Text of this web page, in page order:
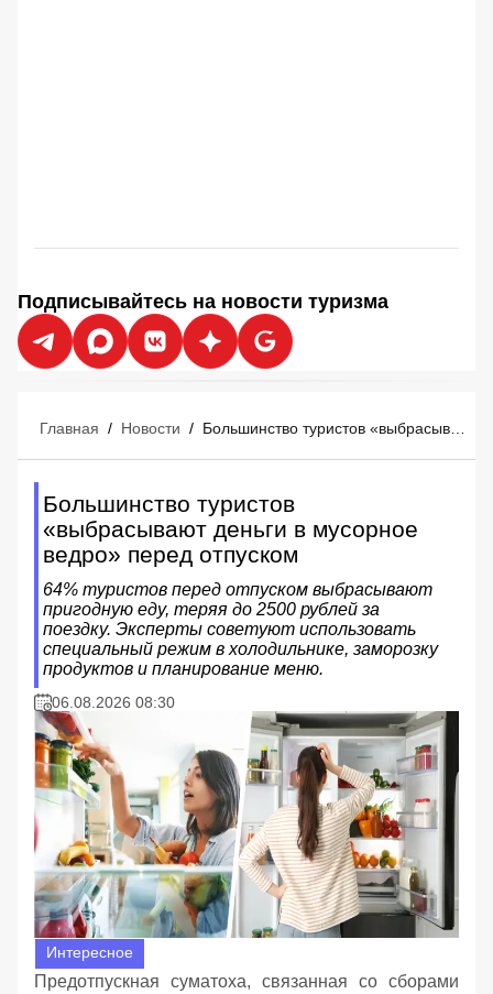
Подписывайтесь на новости туризма
Главная / Новости /
Большинство туристов
«выбрасывают деньги в мусорное
ведро» перед отпуском
64% туристов перед отпуском выбрасывают
пригодную еду, теряя до 2500 рублей за
поездку. Эксперты советуют использовать
специальный режим в холодильнике, заморозку
продуктов и планирование меню.
06.08.2026 08:30
Интересное
Предотпускная суматоха, связанная со сборами